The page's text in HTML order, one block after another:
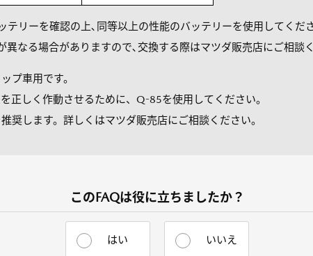
リーを確認の上､同等以上の性能のバッテリーを使用してくださ
異なる場合がありますので､交換する際はマツダ販売店にご相談く
車用です。
正しく作動させるために、Q-85を使用してください。
奨します。詳しくはマツダ販売店にご相談ください。
このFAQは役に立ちましたか？
はい いいえ